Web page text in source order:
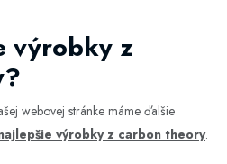
výrobky z
webovej stránke máme ďalšie
výrobky z carbon theory.